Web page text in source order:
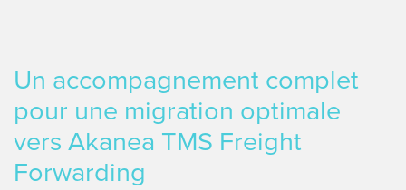
Un accompagnement complet
pour une migration optimale
vers Akanea TMS Freight
Forwarding